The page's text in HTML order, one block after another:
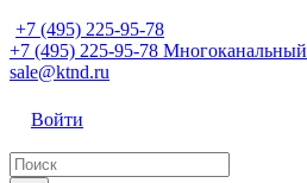
+7 (495) 225-95-78
+7 (495) 225-95-78 Многоканальный
sale@ktnd.ru
Войти